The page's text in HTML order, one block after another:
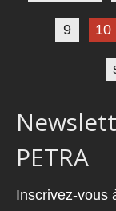
9 10
PETRA
Inscrivez-vous